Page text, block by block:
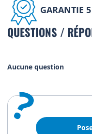
GARANTIE
QUESTIONS /
Aucune question
?